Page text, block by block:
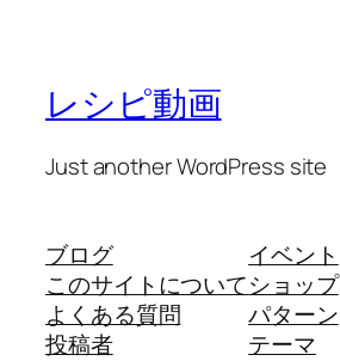
レシピ動画
Just another WordPress site
ブログ
このサイトについて
よくある質問
投稿者
イベント
ショップ
パターン
テーマ